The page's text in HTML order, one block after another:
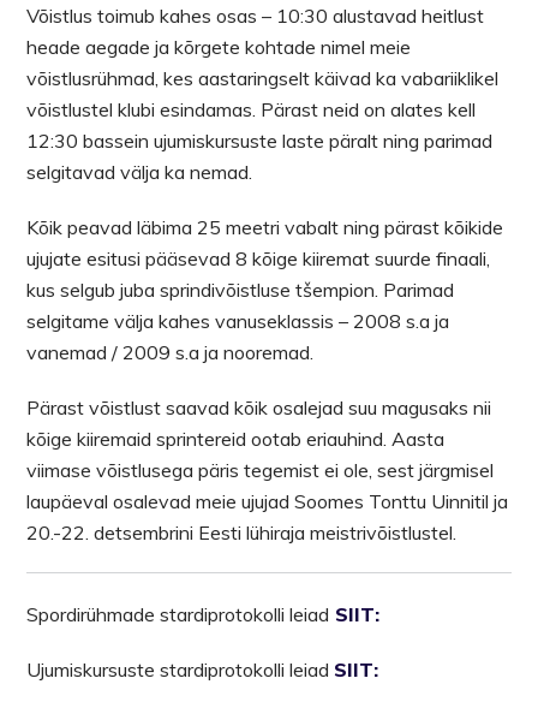
Võistlus toimub kahes osas – 10:30 alustavad heitlust
heade aegade ja kõrgete kohtade nimel meie
võistlusrühmad, kes aastaringselt käivad ka vabariiklikel
võistlustel klubi esindamas. Pärast neid on alates kell
12:30 bassein ujumiskursuste laste päralt ning parimad
selgitavad välja ka nemad.
Kõik peavad läbima 25 meetri vabalt ning pärast kõikide
ujujate esitusi pääsevad 8 kõige kiiremat suurde finaali,
kus selgub juba sprindivõistluse tšempion. Parimad
selgitame välja kahes vanuseklassis – 2008 s.a ja
vanemad / 2009 s.a ja nooremad.
Pärast võistlust saavad kõik osalejad suu magusaks nii
kõige kiiremaid sprintereid ootab eriauhind. Aasta
viimase võistlusega päris tegemist ei ole, sest järgmisel
laupäeval osalevad meie ujujad Soomes Tonttu Uinnitil ja
20.-22. detsembrini Eesti lühiraja meistrivõistlustel.
Spordirühmade stardiprotokolli leiad SIIT:
Ujumiskursuste stardiprotokolli leiad SIIT: